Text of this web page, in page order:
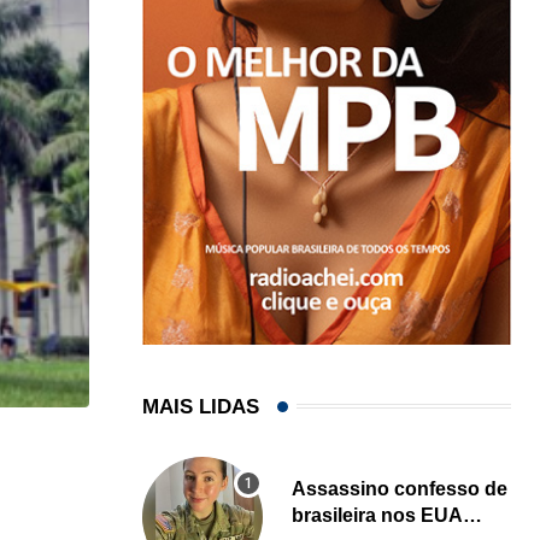
Açaí é reconhecido oficialmente como fruto
MAIS LIDAS
Assassino confesso de
brasileira nos EUA